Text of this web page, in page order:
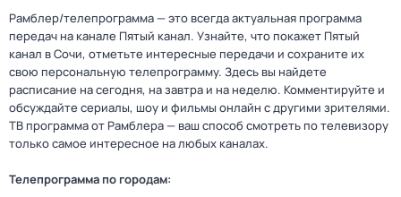
Рамблер/телепрограмма — это всегда актуальная программа
передач на канале Пятый канал. Узнайте, что покажет Пятый
канал в Сочи, отметьте интересные передачи и сохраните их
свою персональную телепрограмму. Здесь вы найдете
расписание на сегодня, на завтра и на неделю. Комментируйте и
обсуждайте сериалы, шоу и фильмы онлайн с другими зрителями.
ТВ программа от Рамблера — ваш способ смотреть по телевизору
только самое интересное на любых каналах.
Телепрограмма по городам: